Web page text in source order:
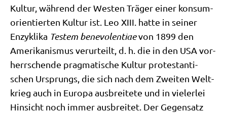
Kul­tur, wäh­rend der Westen Trä­ger einer kon­sum­
ori­en­tier­ten Kul­tur ist. Leo XIII. hat­te in sei­ner
Enzy­kli­ka Testem bene­vo­len­tiaevon 1899 den
Ame­ri­ka­nis­mus ver­ur­teilt, d. h. die in den USA vor­
herr­schen­de prag­ma­ti­sche Kul­tur pro­te­stan­ti­
schen Ursprungs, die sich nach dem Zwei­ten Welt­
krieg auch in Euro­pa aus­brei­te­te und in vie­ler­lei
Hin­sicht noch immer aus­brei­tet. Der Gegen­satz